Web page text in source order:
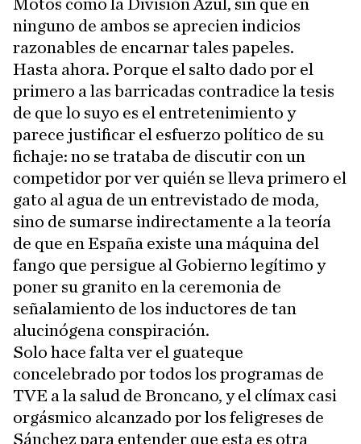
Motos como la División Azul, sin que en
ninguno de ambos se aprecien indicios
razonables de encarnar tales papeles.
Hasta ahora. Porque el salto dado por el
primero a las barricadas contradice la tesis
de que lo suyo es el entretenimiento y
parece justificar el esfuerzo político de su
fichaje: no se trataba de discutir con un
competidor por ver quién se lleva primero el
gato al agua de un entrevistado de moda,
sino de sumarse indirectamente a la teoría
de que en España existe una máquina del
fango que persigue al Gobierno legítimo y
poner su granito en la ceremonia de
señalamiento de los inductores de tan
alucinógena conspiración.
Solo hace falta ver el guateque
concelebrado por todos los programas de
TVE a la salud de Broncano, y el clímax casi
orgásmico alcanzado por los feligreses de
Sánchez para entender que esta es otra